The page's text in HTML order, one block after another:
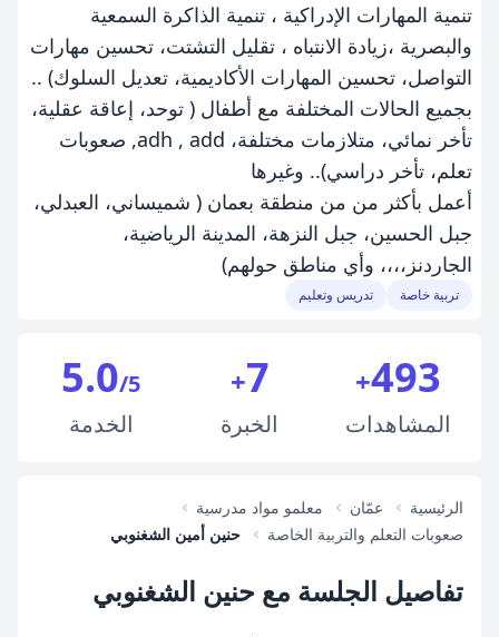
تنمية المهارات الإدراكية ، تنمية الذاكرة السمعية
والبصرية ،زيادة الانتباه ، تقليل التشتت، تحسين مهارات
التواصل، تحسين المهارات الأكاديمية، تعديل السلوك) ..
بجميع الحالات المختلفة مع أطفال ( توحد، إعاقة عقلية،
تأخر نمائي، متلازمات مختلفة، adh , add, صعوبات
تعلم، تأخر دراسي).. وغيرها
أعمل بأكثر من من منطقة بعمان ( شميساني، العبدلي،
جبل الحسين، جبل النزهة، المدينة الرياضية،
الجاردنز،،،، وأي مناطق حولهم)
تربية خاصة تدريس وتعليم
493
+
المشاهدات
7
+
الخبرة
5.0/5
الخدمة
الرئيسية عمّان
معلمو مواد مدرسية
صعوبات التعلم والتربية الخاصة
حنين أمين الشغنوبي
تفاصيل الجلسة مع حنين الشغنوبي